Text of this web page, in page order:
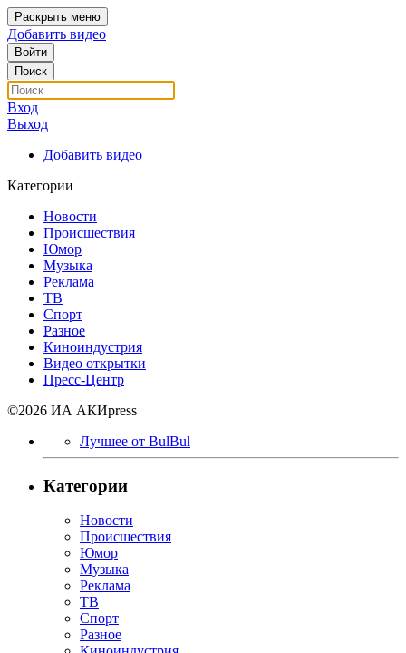
Раскрыть меню
Добавить видео
Войти
Поиск
Вход
Выход
Добавить видео
Категории
Новости
Происшествия
Юмор
Музыка
Реклама
ТВ
Спорт
Разное
Киноиндустрия
Видео открытки
Пресс-Центр
©2026 ИА АКИpress
Лучшее от BulBul
Категории
Новости
Происшествия
Юмор
Музыка
Реклама
ТВ
Спорт
Разное